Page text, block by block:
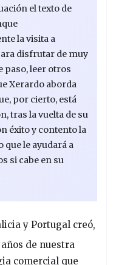
el texto de
la visita a
disfrutar de muy
paso, leer otros
Xerardo aborda
por cierto, está
tras la vuelta de su
éxito y contento la
que le ayudará a
si cabe en su
y Portugal creó,
de nuestra
comercial que